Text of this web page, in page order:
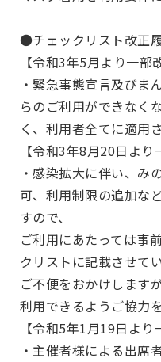
●チェックリスト改正
【令和3年5月より一部
・緊急事態宣言及びま
らのご利用ができなく
く、利用者全てに適用
【令和3年8月20日より
・感染拡大に伴い、み
可、利用制限の追加な
すので、
ご利用にあたっては事
クリストに記載させて
ご不便をおかけします
利用できるようご協力
【令和5年1月19日より
・主催者様による出席